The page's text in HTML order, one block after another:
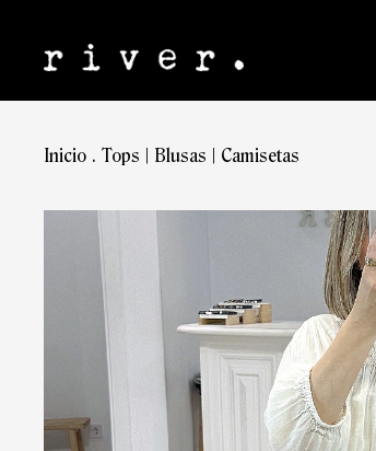
Inicio . Tops | Blusas | Camisetas